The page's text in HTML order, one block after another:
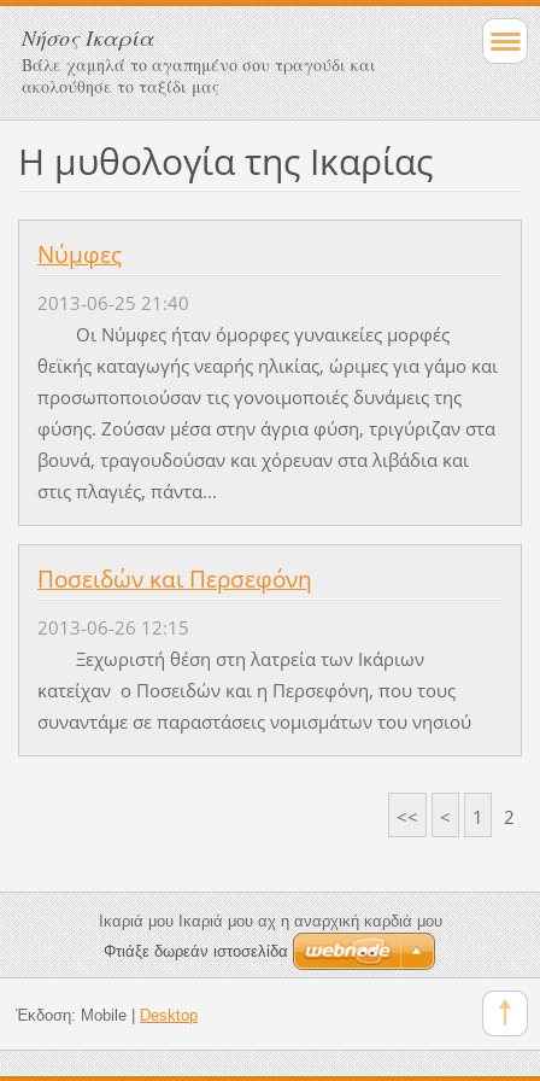
Νήσος Ικαρία
Βάλε χαμηλά το αγαπημένο σου τραγούδι και
ακολούθησε το ταξίδι μας
Η μυθολογία της Ικαρίας
Νύμφες
2013-06-25 21:40
Οι Νύμφες ήταν όμορφες γυναικείες μορφές
θεϊκής καταγωγής νεαρής ηλικίας, ώριμες για γάμο και
προσωποποιούσαν τις γονοιμοποιές δυνάμεις της
φύσης. Ζούσαν μέσα στην άγρια φύση, τριγύριζαν στα
βουνά, τραγουδούσαν και χόρευαν στα λιβάδια και
στις πλαγιές, πάντα...
Ποσειδών και Περσεφόνη
2013-06-26 12:15
Ξεχωριστή θέση στη λατρεία των Ικάριων
κατείχαν ο Ποσειδών και η Περσεφόνη, που τους
συναντάμε σε παραστάσεις νομισμάτων του νησιού
<< < 1 2
Ικαριά μου Ικαριά μου αχ η αναρχική καρδιά μου
Φτιάξε δωρεάν ιστοσελίδα
Έκδοση: Mobile| Desktop